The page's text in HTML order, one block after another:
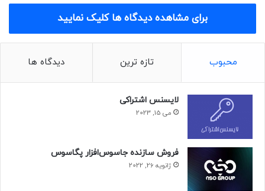
دیدگاه شما کاربران نیوزلن درباره‌ی عملکرد این دو گوشی چیست؟
آیا انتظار این تفاوت را با‌‌توجه‌به قیمت داشتید؟
برای مشاهده دیدگاه ها کلیک نمایید
محبوب تازه ترین دیدگاه ها
لایسنس اشتراکی
می 15, 2023
فروش سازنده جاسوس‌افزار پگاسوس
ژانویه 26, 2022